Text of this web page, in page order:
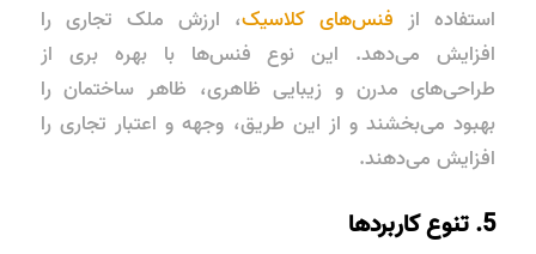
استفاده از فنس‌های کلاسیک، ارزش ملک تجاری را
افزایش می‌دهد. این نوع فنس‌ها با بهره بری از
طراحی‌های مدرن و زیبایی ظاهری، ظاهر ساختمان را
بهبود می‌بخشند و از این طریق، وجهه و اعتبار تجاری را
افزایش می‌دهند.
5. تنوع کاربردها